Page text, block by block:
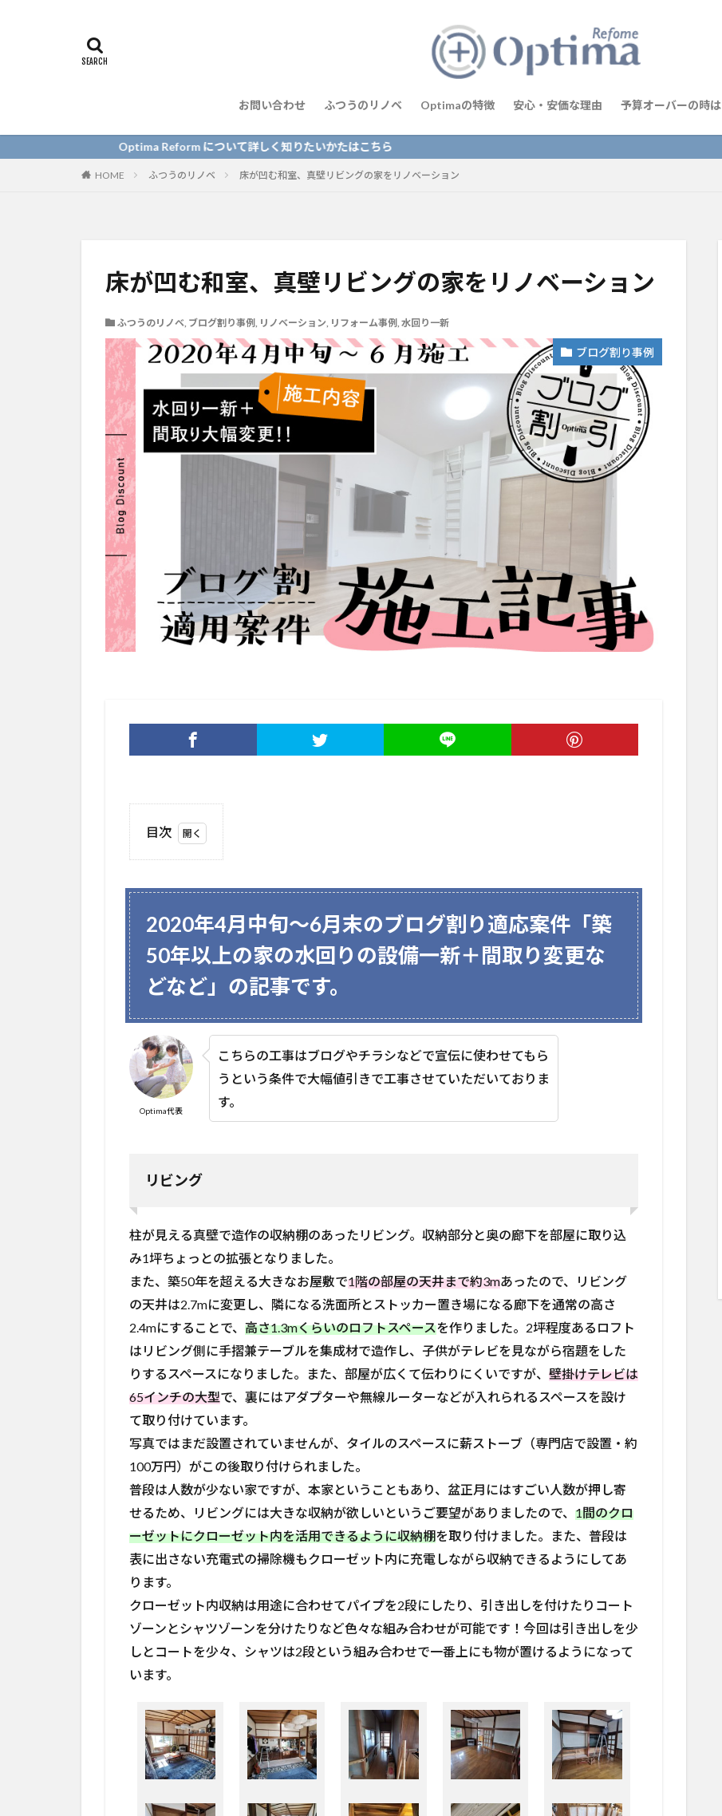
お問い合わせ ふつうのリノベ Optimaの特徴 安心・安価な理由 予算オーバーの時は
Optima Reform について詳しく知りたいかたはこちら
HOME ふつうのリノベ 床が凹む和室、真壁リビングの家をリノベーション
床が凹む和室、真壁リビングの家をリノベーション
ふつうのリノベ, ブログ割り事例, リノベーション, リフォーム事例, 水回り一新
ブログ割り事例
目次
年4
旬～
末の
ブロ
グ割
応案
件
「築
50年
以上
の家
備一
更な
どな
ど」
事で
す。
2
リ
ノ
ベ
ー
シ
ン
前
後
の
間
取
の
解
2020年4月中旬～6月末のブログ割り適応案件「築
50年以上の家の水回りの設備一新＋間取り変更な
どなど」の記事です。
Optima代表
こちらの工事はブログやチラシなどで宣伝に使わせてもら
うという条件で大幅値引きで工事させていただいておりま
す。
リビング
柱が見える真壁で造作の収納棚のあったリビング。収納部分と奥の廊下を部屋に取り込
み1坪ちょっとの拡張となりました。
また、築50年を超える大きなお屋敷で1階の部屋の天井まで約3mあったので、リビング
の天井は2.7mに変更し、隣になる洗面所とストッカー置き場になる廊下を通常の高さ
2.4mにすることで、 高さ1.3mくらいのロフトスペースを作りました。2坪程度あるロフト
はリビング側に手摺兼テーブルを集成材で造作し、子供がテレビを見ながら宿題をした
りするスペースになりました。また、部屋が広くて伝わりにくいですが、 壁掛けテレビは
65インチの大型で、裏にはアダプターや無線ルーターなどが入れられるスペースを設け
て取り付けています。
写真ではまだ設置されていませんが、タイルのスペースに薪ストーブ（専門店で設置・約
100万円）がこの後取り付けられました。
普段は人数が少ない家ですが、本家ということもあり、盆正月にはすごい人数が押し寄
せるため、リビングには大きな収納が欲しいというご要望がありましたので、 1間のクロ
ーゼットにクローゼット内を活用できるように収納棚を取り付けました。また、普段は
表に出さない充電式の掃除機もクローゼット内に充電しながら収納できるようにしてあ
ります。
クローゼット内収納は用途に合わせてパイプを2段にしたり、引き出しを付けたりコート
ゾーンとシャツゾーンを分けたりなど色々な組み合わせが可能です！今回は引き出しを少
しとコートを少々、シャツは2段という組み合わせで一番上にも物が置けるようになって
います。